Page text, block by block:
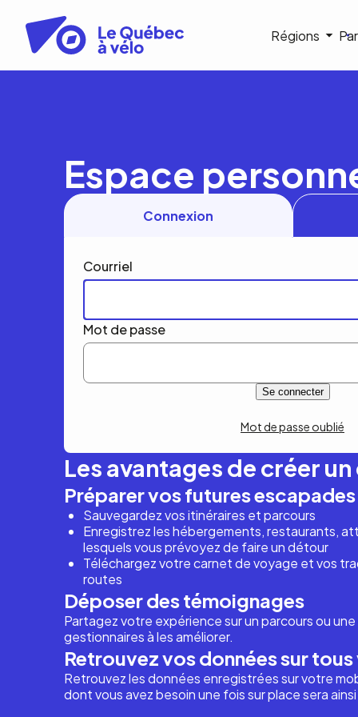
contenu
principal
Régions
Espace
Connexion
Courriel
Mot de passe
Mot de passe oublié
Les avantages de créer
Préparer vos futures escapades
Sauvegardez vos itinéraires et parcours
Enregistrez les hébergements, restaurants,
lesquels vous prévoyez de faire un détour
Téléchargez votre carnet de voyage et vos
routes
Déposer des témoignages
Partagez votre expérience sur un parcours ou
gestionnaires à les améliorer.
Retrouvez vos données sur
Retrouvez les données enregistrées sur votre
dont vous avez besoin une fois sur place sera